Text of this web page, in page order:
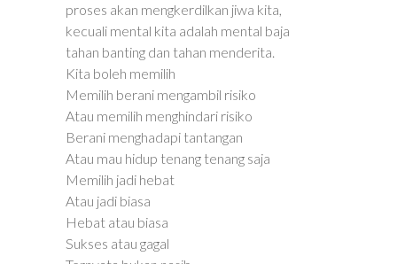
proses akan mengkerdilkan jiwa kita,
kecuali mental kita adalah mental baja
tahan banting dan tahan menderita.
Kita boleh memilih
Memilih berani mengambil risiko
Atau memilih menghindari risiko
Berani menghadapi tantangan
Atau mau hidup tenang tenang saja
Memilih jadi hebat
Atau jadi biasa
Hebat atau biasa
Sukses atau gagal